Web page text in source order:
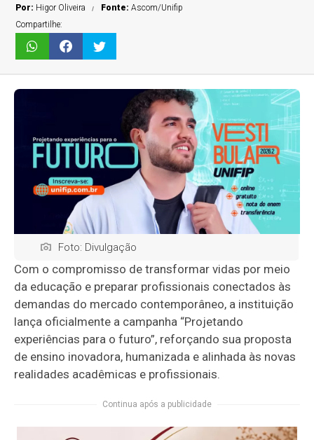
Por: Higor Oliveira Fonte:Ascom/Unifip
Compartilhe:
Foto: Divulgação
Com o compromisso de transformar vidas por meio
da educação e preparar profissionais conectados às
demandas do mercado contemporâneo, a instituição
lança oficialmente a campanha “Projetando
experiências para o futuro”, reforçando sua proposta
de ensino inovadora, humanizada e alinhada às novas
realidades acadêmicas e profissionais.
Continua após a publicidade